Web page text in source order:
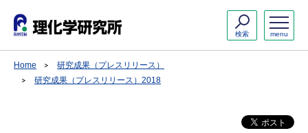
menu
検索
Home
研究成果（プレスリリース）
研究成果（プレスリリース）2018